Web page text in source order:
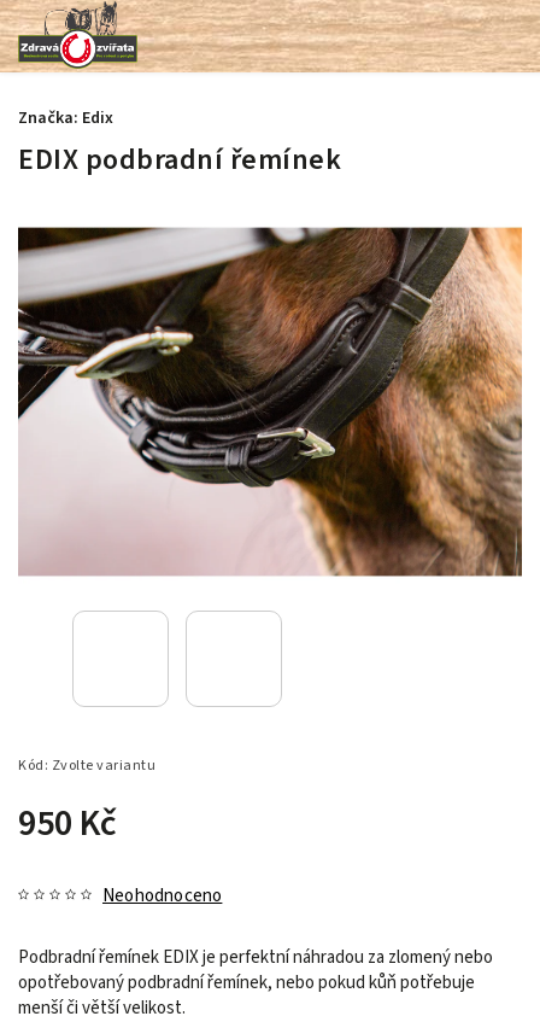
EDIX podbradní řemínek
Kód: Zvolte variantu
950 Kč
Neohodnoceno
Podbradní řemínek EDIX je perfektní náhradou za zlomený nebo
opotřebovaný podbradní řemínek, nebo pokud kůň potřebuje
menší či větší velikost.
Značka: Edix